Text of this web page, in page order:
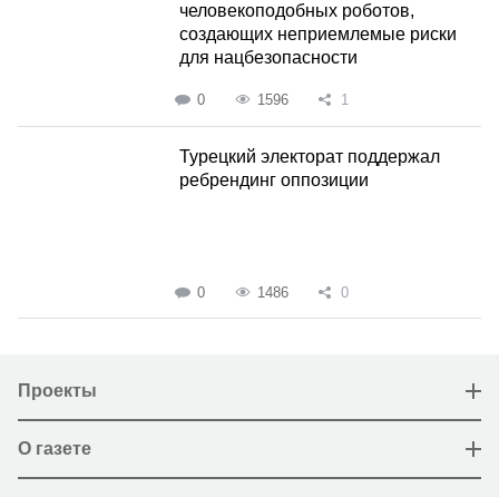
человекоподобных роботов,
создающих неприемлемые риски
для нацбезопасности
0 1596 1
Турецкий электорат поддержал
ребрендинг оппозиции
0 1486 0
Проекты
О газете